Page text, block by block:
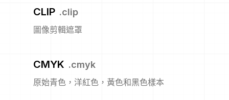
CLIP .clip
圖像剪輯遮罩
CMYK .cmyk
原始青色，洋紅色，黃色和黑色樣本